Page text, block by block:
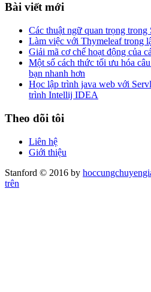
Bài viết mới
Các thuật ngữ quan trọng
Làm việc với Thymeleaf trong
Giải mã cơ chế hoạt động của
Một số cách thức tối ưu hóa
bạn nhanh hơn
Học lập trình java web với
trình Intellij IDEA
Theo dõi tôi
Liên hệ
Giới thiệu
Stanford © 2016 by
trên